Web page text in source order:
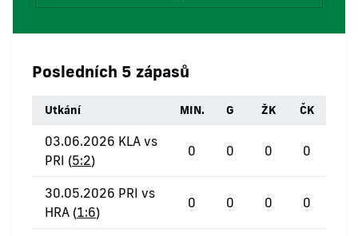
Posledních 5 zápasů
Utkání MIN. G ŽK ČK
03.06.2026 KLA vs
PRI (5:2)
0 0 0 0
30.05.2026 PRI vs
HRA (1:6)
0 0 0 0